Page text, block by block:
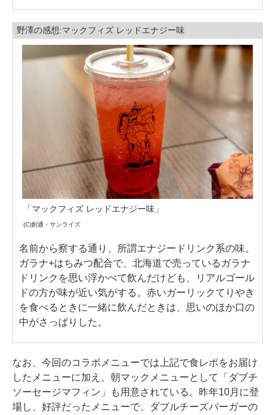
野澤の感想:マックフィズ レッドエナジー味
「マックフィズ レッドエナジー味」
(C)創通・サンライズ
名前から察する通り、所謂エナジードリンク系の味。
ガラナ+はちみつ配合で、北海道で売っているガラナ
ドリンクを思い浮かべて飲んだけども、リアルゴール
ドの方が味が近い気がする。赤いガーリックてりやき
を食べるときに一緒に飲んだときは、思いのほか口の
中がさっぱりした。
なお、今回のコラボメニューでは上記で食レポをお届け
したメニューに加え、朝マックメニューとして「ダブチ
ソーセージマフィン」も用意されている。昨年10月に登
場し、好評だったメニューで、ダブルチーズバーガーの